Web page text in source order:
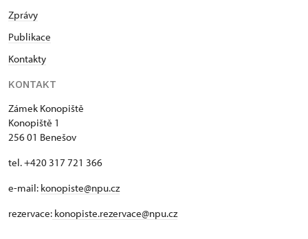
Zprávy
Publikace
Kontakty
KONTAKT
Zámek Konopiště
Konopiště 1
256 01 Benešov
tel. +420 317 721 366
e-mail: konopiste@npu.cz
rezervace: konopiste.rezervace@npu.cz